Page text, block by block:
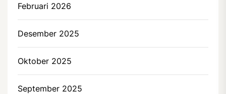
Februari 2026
Desember 2025
Oktober 2025
September 2025